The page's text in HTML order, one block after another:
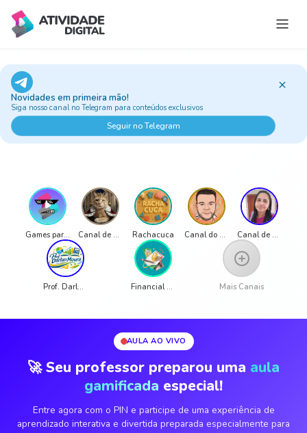
Jogos e Atividades
Trilhas
Classic Games
Novidades em primeira mão!
Siga nosso canal no Telegram para conteúdos exclusivos
Seguir no Telegram
Games para Educação Canal de Luciana Alongi Rachacuca Canal do Pro LG Canal de Alessandra Silva
Prof. Darlan Moura Financial Education Channel - Ms. Ana Beatriz de Medeiros Mais Canais
AULA AO VIVO
🚀 Seu professor preparou uma aula
gamificada especial!
Entre agora com o PIN e participe de uma experiência de
aprendizado interativa e divertida preparada especialmente para